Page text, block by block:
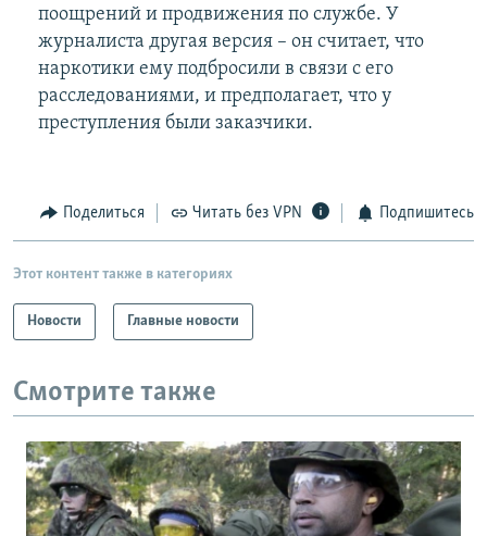
поощрений и продвижения по службе. У
журналиста другая версия – он считает, что
наркотики ему подбросили в связи с его
расследованиями, и предполагает, что у
преступления были заказчики.
Поделиться Читать без VPN Подпишитесь
Этот контент также в категориях
Новости Главные новости
Смотрите также